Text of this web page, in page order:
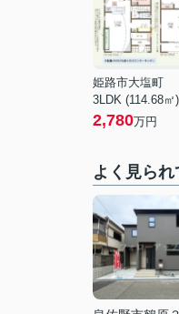
姫路市大塩町
3LDK (114.68㎡)
2,780万円
よく見ら